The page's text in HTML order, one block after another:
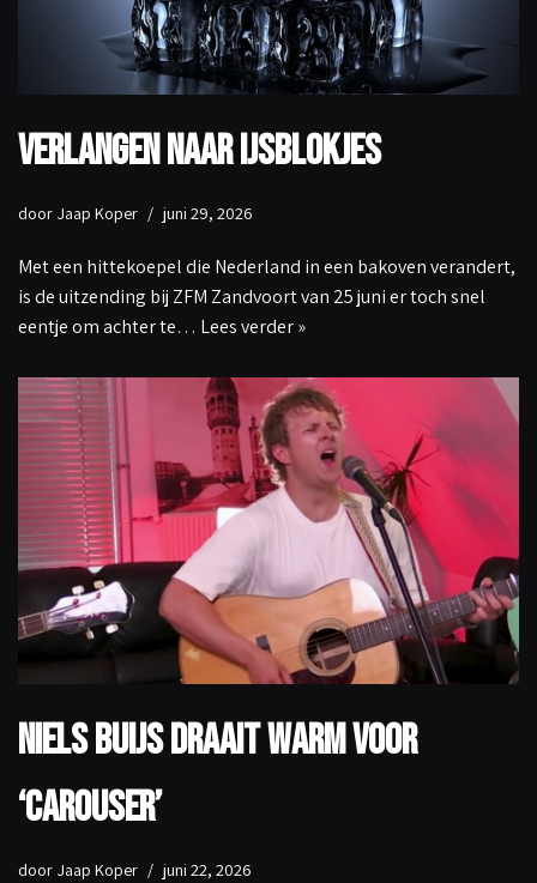
Verlangen naar ijsblokjes
door Jaap Koper juni 29, 2026
Met een hittekoepel die Nederland in een bakoven verandert,
is de uitzending bij ZFM Zandvoort van 25 juni er toch snel
eentje om achter te… Lees verder »
Niels Buijs draait warm voor
‘Carouser’
door Jaap Koper juni 22, 2026